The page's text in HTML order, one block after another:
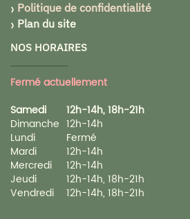
Politique de confidentialité
Plan du site
NOS HORAIRES
Fermé actuellement
Samedi
12h-14h, 18h-21h
Dimanche 12h-14h
Lundi
Fermé
Mardi
12h-14h
Mercredi
12h-14h
Jeudi
12h-14h, 18h-21h
Vendredi
12h-14h, 18h-21h